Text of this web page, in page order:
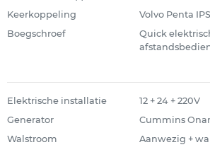
Keerkoppeling
Volvo Penta
Boegschroef
Quick
Elektrische installatie
12 + 24 + 220V
Generator
Cummins
Walstroom
Aanwezig +